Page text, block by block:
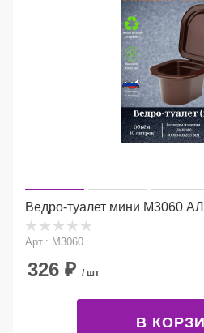
Ведро-туалет мини М3060
Арт.: М3060
326 ₽ / шт
В